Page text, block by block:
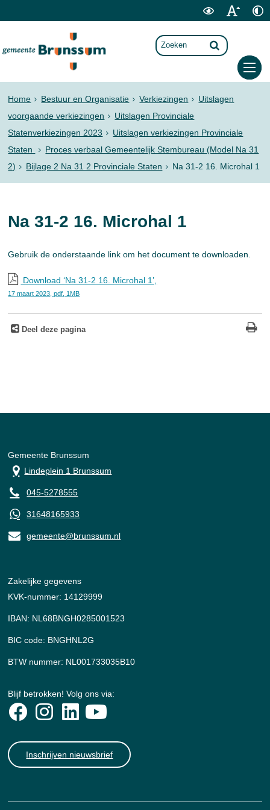
Home Bestuur en Organisatie Verkiezingen
Uitslagen
voorgaande verkiezingen
Uitslagen Provinciale
Statenverkiezingen 2023
Uitslagen verkiezingen Provinciale
Staten
Proces verbaal Gemeentelijk Stembureau (Model Na 31
2)
Bijlage 2 Na 31 2 Provinciale Staten Na 31-2 16. Microhal 1
Na 31-2 16. Microhal 1
Gebruik de onderstaande link om het document te downloaden.
Download ‘Na 31-2 16. Microhal 1’,
17 maart 2023,pdf , 1MB
Deel deze pagina
Gemeente Brunssum
Lindeplein 1 Brunssum
045-5278555
31648165933
gemeente@brunssum.nl
Zakelijke gegevens
KVK-nummer: 14129999
IBAN: NL68BNGH0285001523
BIC code: BNGHNL2G
BTW nummer: NL001733035B10
Blijf betrokken! Volg ons via:
Inschrijven nieuwsbrief